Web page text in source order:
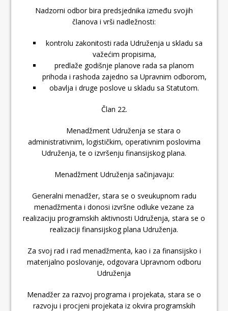
Nadzorni odbor bira predsjednika između svojih
članova i vrši nadležnosti:
kontrolu zakonitosti rada Udruženja u skladu sa
važećim propisima,
predlaže godišnje planove rada sa planom
prihoda i rashoda zajedno sa Upravnim odborom,
obavlja i druge poslove u skladu sa Statutom.
Član 22.
Menadžment Udruženja se stara o
administrativnim, logističkim, operativnim poslovima
Udruženja, te o izvršenju finansijskog plana.
Menadžment Udruženja sačinjavaju:
Generalni menadžer, stara se o sveukupnom radu
menadžmenta i donosi izvršne odluke vezane za
realizaciju programskih aktivnosti Udruženja, stara se o
realizaciji finansijskog plana Udruženja.
Za svoj rad i rad menadžmenta, kao i za finansijsko i
materijalno poslovanje, odgovara Upravnom odboru
Udruženja
Menadžer za razvoj programa i projekata, stara se o
razvoju i procjeni projekata iz okvira programskih